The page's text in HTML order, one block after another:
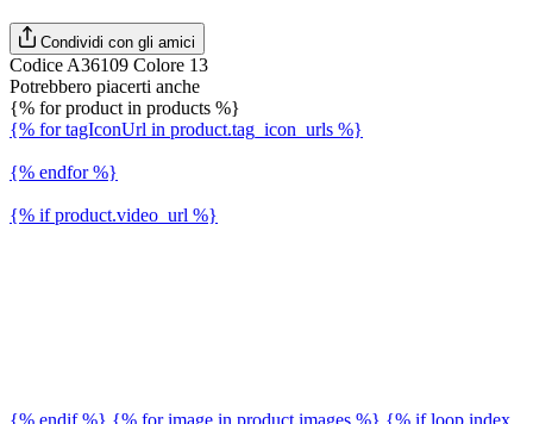
Condividi con gli amici
Codice A36109 Colore 13
Potrebbero piacerti anche
{% for product in products %}
{% for tagIconUrl in product.tag_icon_urls %}
{% endfor %}
{% if product.video_url %}
{% endif %} {% for image in product.images %} {% if loop.index